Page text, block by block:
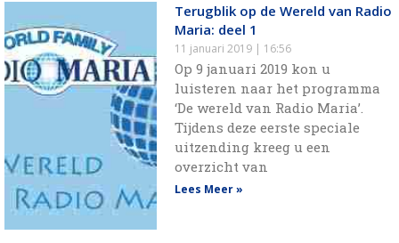
Terugblik op de Wereld van Radio
Maria: deel 1
11 januari 2019 16:56
Op 9 januari 2019 kon u
luisteren naar het programma
‘De wereld van Radio Maria’.
Tijdens deze eerste speciale
uitzending kreeg u een
overzicht van
Lees Meer »